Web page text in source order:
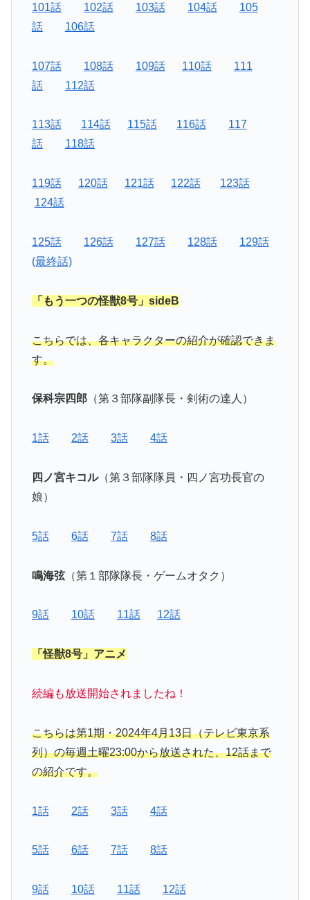
101話 102話 103話 104話
105
話
106話
107話 108話 109話 110話
111
話
112話
113話 114話 115話 116話
117
話
118話
119話 120話 121話 122話
123話
124話
125話 126話 127話 128話
129話
(最終話)
「もう一つの怪獣8号」sideB
こちらでは、各キャラクターの紹介が確認できま
す。
保科宗四郎（第３部隊副隊長・剣術の達人）
1話 2話 3話 4話
四ノ宮キコル（第３部隊隊員・四ノ宮功長官の
娘）
5話 6話 7話 8話
鳴海弦（第１部隊隊長・ゲームオタク）
9話 10話 11話 12話
「怪獣8号」アニメ
続編も放送開始されましたね！
こちらは第1期・2024年4月13日（テレビ東京系
列）の毎週土曜23:00から放送された、12話まで
の紹介です。
1話 2話 3話 4話
5話 6話 7話 8話
9話 10話 11話 12話